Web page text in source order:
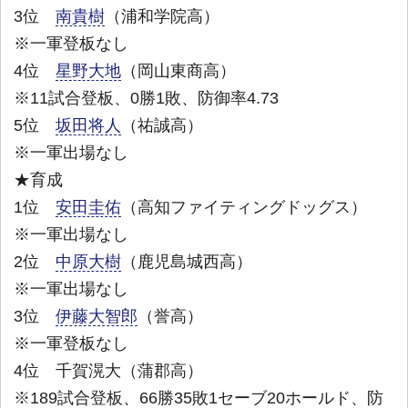
3位 南貴樹 （浦和学院高）
※一軍登板なし
4位 星野大地 （岡山東商高）
※11試合登板、0勝1敗、防御率4.73
5位 坂田将人
（祐誠高）
※一軍出場なし
★育成
1位 安田圭佑 （高知ファイティングドッグス）
※一軍出場なし
2位 中原大樹 （鹿児島城西高）
※一軍出場なし
3位 伊藤大智郎 （誉高）
※一軍登板なし
4位 千賀滉大（蒲郡高）
※189試合登板、66勝35敗1セーブ20ホールド、防